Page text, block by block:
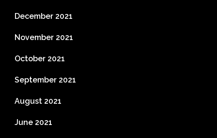
December 2021
November 2021
October 2021
September 2021
August 2021
June 2021